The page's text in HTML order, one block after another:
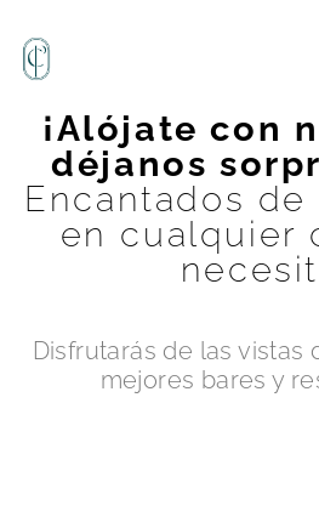
¡Alójate con
déjanos
Encantados de
en cualquier
Disfrutarás de las vistas
mejores bares y